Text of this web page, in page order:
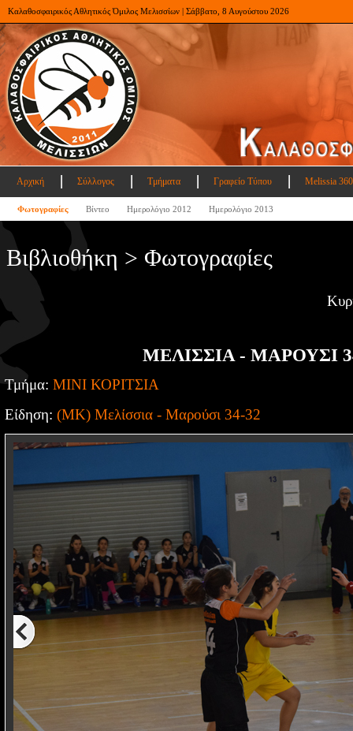
Καλαθοσφαιρικός Αθλητικός Όμιλος Μελισσίων | Σάββατο, 8 Αυγούστου 2026
Αρχική Σύλλογος Τμήματα Γραφείο Τύπου Melissia
Φωτογραφίες Βίντεο Ημερολόγιο 2012 Ημερολόγιο 2013
Βιβλιοθήκη > Φωτογραφίες
ΜΕΛΙΣΣΙΑ - ΜΑΡΟΥΣΙ
Τμήμα: ΜΙΝΙ ΚΟΡΙΤΣΙΑ
Είδηση: (MK) Μελίσσια - Μαρούσι 34-32